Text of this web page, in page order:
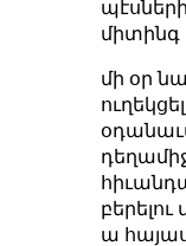
միտինգ
մի օր
ա